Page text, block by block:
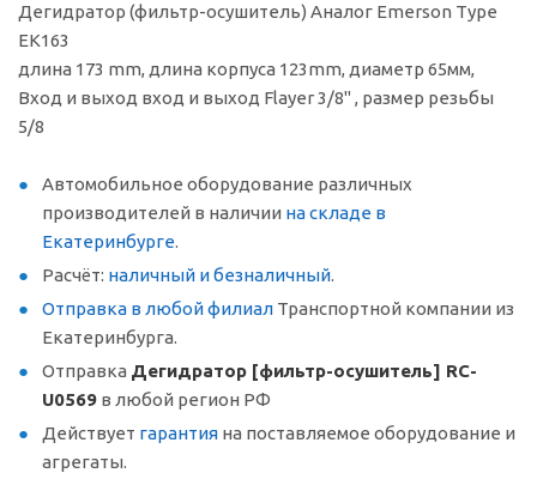
Дегидратор (фильтр-осушитель) Аналог Emerson Type
EK163
длина 173 mm, длина корпуса 123mm, диаметр 65мм,
Вход и выход вход и выход Flayer 3/8" , размер резьбы
5/8
Автомобильное оборудование различных
производителей в наличии на складе в
Екатеринбурге.
Расчёт: наличный и безналичный.
Отправка в любой филиал Транспортной компании из
Екатеринбурга.
Отправка Дегидратор [фильтр-осушитель] RC-
U0569 в любой регион РФ
Действует гарантия на поставляемое оборудование и
агрегаты.